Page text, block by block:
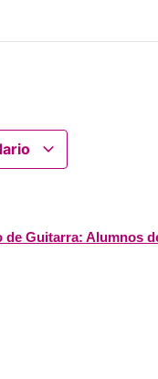
de Guitarra: Alumnos